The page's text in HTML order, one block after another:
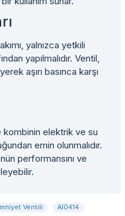
yalnızca yetkili
yapılmalıdır. Ventil,
aşırı basınca karşı
elektrik ve su
emin olunmalıdır.
performansını ve
Ventili AI0414